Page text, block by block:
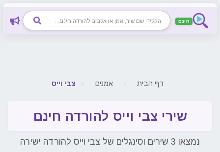
חינם
דף הבית אמנים צבי וייס
שירי צבי וייס להורדה חינם
נמצאו 3 שירים וסינגלים של צבי וייס להורדה ישירה